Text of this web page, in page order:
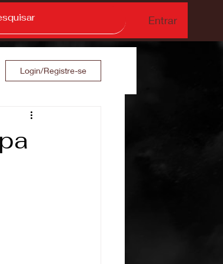
Entrar
Login/Registre-se